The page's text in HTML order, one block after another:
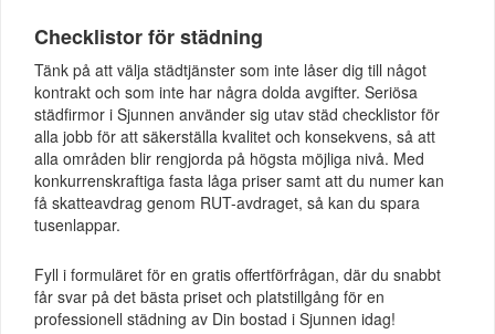
Checklistor för städning
Tänk på att välja städtjänster som inte låser dig till något
kontrakt och som inte har några dolda avgifter. Seriösa
städfirmor i Sjunnen använder sig utav städ checklistor för
alla jobb för att säkerställa kvalitet och konsekvens, så att
alla områden blir rengjorda på högsta möjliga nivå. Med
konkurrenskraftiga fasta låga priser samt att du numer kan
få skatteavdrag genom RUT-avdraget, så kan du spara
tusenlappar.
Fyll i formuläret för en gratis offertförfrågan, där du snabbt
får svar på det bästa priset och platstillgång för en
professionell städning av Din bostad i Sjunnen idag!